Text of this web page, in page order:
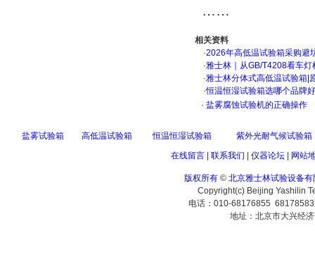
……
相关资料
·2026年高低温试验箱采购
·雅士林｜从GB/T4208看车
·雅士林分体式高低温试验箱|
·恒温恒湿试验箱选哪个品牌
· 盐雾腐蚀试验机的正确操作
盐雾试验箱 高低温试验箱 恒温恒湿试验箱
紫外光耐气候试验箱
在线留言| 联系我们 仪器论坛| 网站
版权所有 © 北京雅士林试验设备有
Copyright(c) Beijing Yashilin
电话：010-68176855
地址：北京市大兴经